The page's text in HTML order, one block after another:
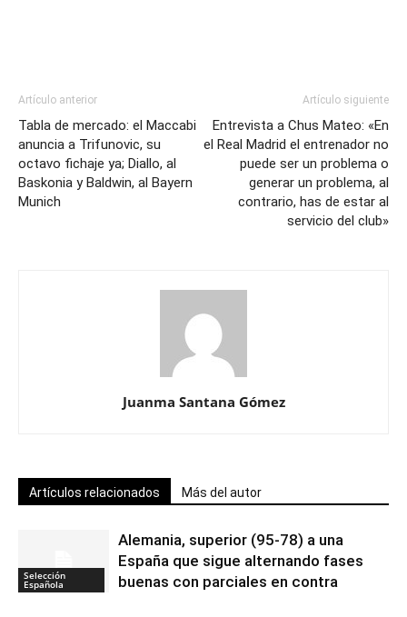
Artículo anterior
Tabla de mercado: el Maccabi
anuncia a Trifunovic, su
octavo fichaje ya; Diallo, al
Baskonia y Baldwin, al Bayern
Munich
Artículo siguiente
Entrevista a Chus Mateo: «En
el Real Madrid el entrenador no
puede ser un problema o
generar un problema, al
contrario, has de estar al
servicio del club»
Juanma Santana Gómez
Artículos relacionados Más del autor
Selección
Española
Alemania, superior (95-78) a una
España que sigue alternando fases
buenas con parciales en contra